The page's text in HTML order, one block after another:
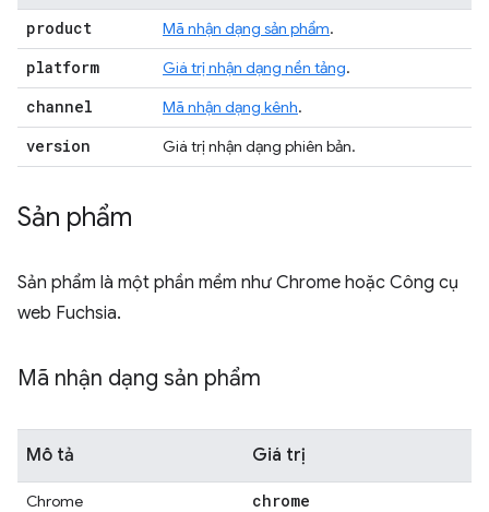
product Mã nhận dạng sản phẩm.
platform Giá trị nhận dạng nền tảng.
channel Mã nhận dạng kênh.
version Giá trị nhận dạng phiên bản.
Sản phẩm
Sản phẩm là một phần mềm như Chrome hoặc Công cụ
web Fuchsia.
Mã nhận dạng sản phẩm
Mô tả Giá trị
Chrome chrome